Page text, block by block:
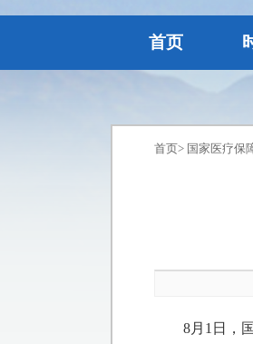
首页
首页> 国家医疗保
8月1日，